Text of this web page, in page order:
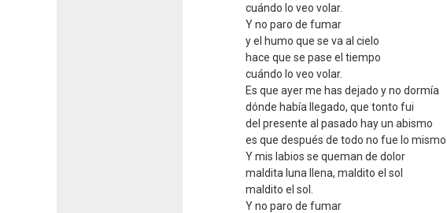
cuándo lo veo volar.
Y no paro de fumar
y el humo que se va al cielo
hace que se pase el tiempo
cuándo lo veo volar.
Es que ayer me has dejado y no dormía
dónde había llegado, que tonto fui
del presente al pasado hay un abismo
es que después de todo no fue lo mismo.
Y mis labios se queman de dolor
maldita luna llena, maldito el sol
maldito el sol.
Y no paro de fumar